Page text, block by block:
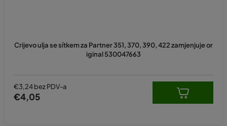
Crijevo ulja se sítkem za Partner 351, 370, 390, 422 zamjenjuje or
iginal 530047663
€3,24 bez PDV-a
€4,05